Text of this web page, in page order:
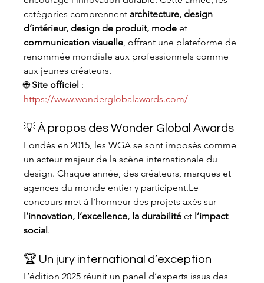
catégories comprennent architecture, design
d’intérieur, design de produit, mode et
communication visuelle, offrant une plateforme de
renommée mondiale aux professionnels comme
aux jeunes créateurs.
🌐 Site officiel :
https://www.wonderglobalawards.com/
💡 À propos des Wonder Global Awards
Fondés en 2015, les WGA se sont imposés comme
un acteur majeur de la scène internationale du
design. Chaque année, des créateurs, marques et
agences du monde entier y participent.Le
concours met à l’honneur des projets axés sur
l’innovation, l’excellence, la durabilité et l’impact
social.
🏆 Un jury international d’exception
L’édition 2025 réunit un panel d’experts issus des